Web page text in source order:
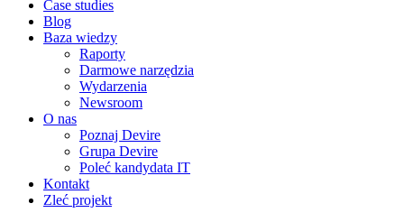
Case studies
Blog
Baza wiedzy
Raporty
Darmowe narzędzia
Wydarzenia
Newsroom
O nas
Poznaj Devire
Grupa Devire
Poleć kandydata IT
Kontakt
Zleć projekt